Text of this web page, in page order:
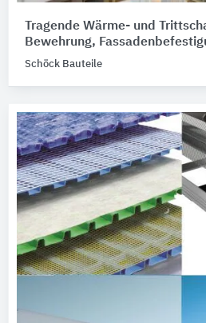
Tragende Wärme- und
Bewehrung,
Schöck Bauteile